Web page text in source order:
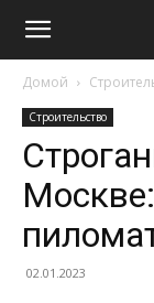
Домой
Строительство
02.01.2023